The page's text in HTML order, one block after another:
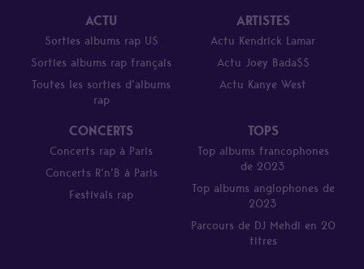
ACTU
Sorties albums rap US
Sorties albums rap français
Toutes les sorties d’albums
rap
ARTISTES
Actu Kendrick Lamar
Actu Joey Bada$$
Actu Kanye West
CONCERTS
Concerts rap à Paris
Concerts R’n’B à Paris
Festivals rap
TOPS
Top albums francophones
de 2023
Top albums anglophones de
2023
Parcours de DJ Mehdi en 20
titres